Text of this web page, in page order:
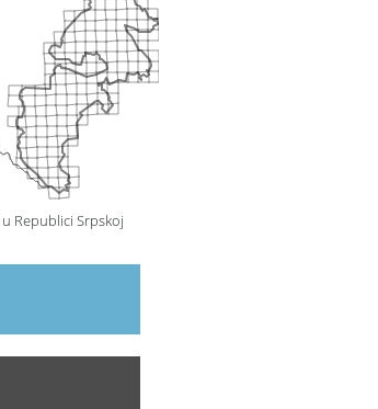
u Republici Srpskoj